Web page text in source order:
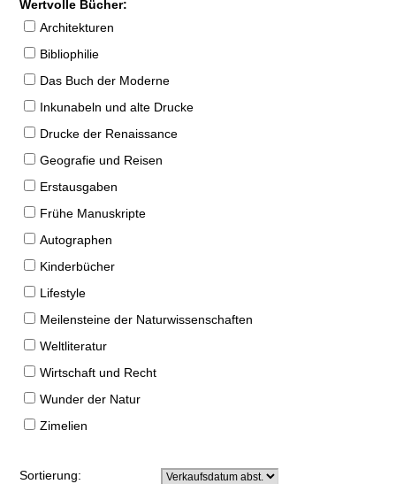
Wertvolle Bücher:
Architekturen
Bibliophilie
Das Buch der Moderne
Inkunabeln und alte Drucke
Drucke der Renaissance
Geografie und Reisen
Erstausgaben
Frühe Manuskripte
Autographen
Kinderbücher
Lifestyle
Meilensteine der Naturwissenschaften
Weltliteratur
Wirtschaft und Recht
Wunder der Natur
Zimelien
Sortierung: